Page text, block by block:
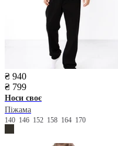
₴ 940
₴ 799
Носи своє
Піжама
140 146 152 158 164 170